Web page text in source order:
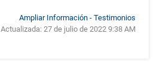
Ampliar Información - Testimonios
Actualizada: 27 de julio de 2022 9:38 AM